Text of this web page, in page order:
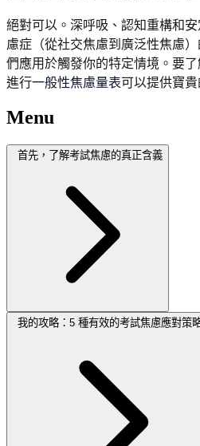
絕對可以。深呼吸、認知重構和
慮症（從社交焦慮到廣泛性焦慮
們應用於觸發你的特定情境。要
進行一般性焦慮量表可以提供寶貴
Menu
首先，了解考試焦慮的真正含義
我的攻略：5 種有效的考試焦慮應對策